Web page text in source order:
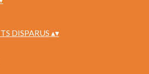
DISPARUS ▴▾